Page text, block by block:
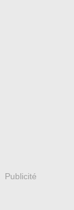
Publicité